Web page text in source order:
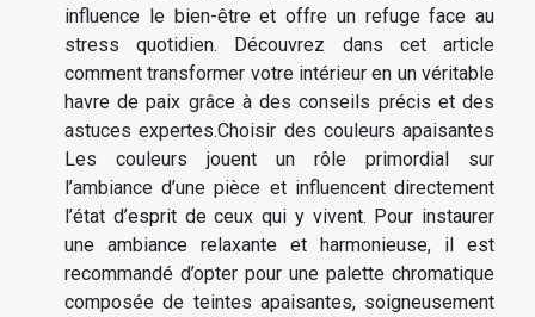
influence le bien-être et offre un refuge face au
stress quotidien. Découvrez dans cet article
comment transformer votre intérieur en un véritable
havre de paix grâce à des conseils précis et des
astuces expertes.Choisir des couleurs apaisantes
Les couleurs jouent un rôle primordial sur
l’ambiance d’une pièce et influencent directement
l’état d’esprit de ceux qui y vivent. Pour instaurer
une ambiance relaxante et harmonieuse, il est
recommandé d’opter pour une palette chromatique
composée de teintes apaisantes, soigneusement